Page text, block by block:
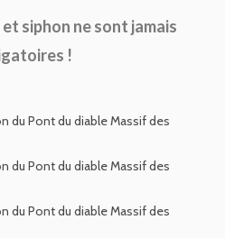
siphon ne sont jamais
!